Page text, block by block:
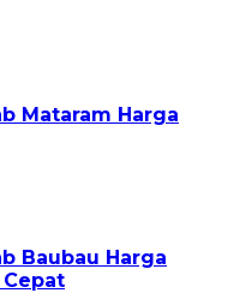
Mataram Harga
Baubau Harga